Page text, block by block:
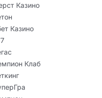
Казино
Казино
Клаб